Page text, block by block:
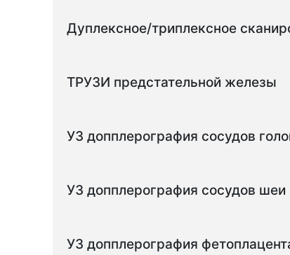
Дуплексное/триплексное
ТРУЗИ предстательной железы
УЗ допплерография сосудов
УЗ допплерография сосудов шеи
УЗ допплерография